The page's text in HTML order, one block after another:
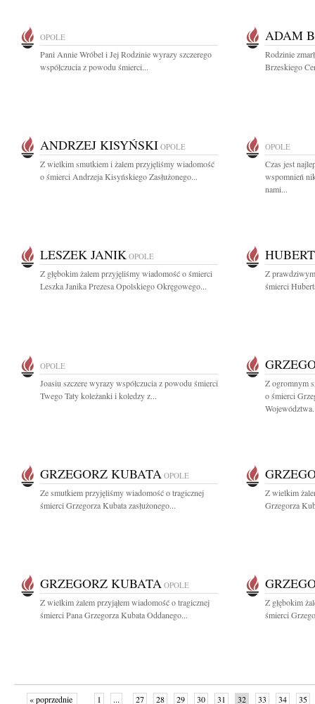
OPOLE
Pani Annie Wróbel i Jej Rodzinie wyrazy szczerego
współczucia z powodu śmierci...
ADAM
Rodzinie
Brzeskiego
ANDRZEJ KISYŃSKI OPOLE
Z wielkim smutkiem i żalem przyjęliśmy wiadomość
o śmierci Andrzeja Kisyńskiego Zasłużonego...
OPOLE
Czas jest
wspomnień
nami...
LESZEK JANIK OPOLE
Z głębokim żalem przyjęliśmy wiadomość o śmierci
Leszka Janika Prezesa Opolskiego Okręgowego...
Z
śmierci
OPOLE
Joasiu szczere wyrazy współczucia z powodu śmierci
Twego Taty koleżanki i koledzy z...
Z ogromnym
o śmierci
GRZEGORZ KUBATA OPOLE
Ze smutkiem przyjęliśmy wiadomość o tragicznej
śmierci Grzegorza Kubata zasłużonego...
Z wielkim
Grzegorza
GRZEGORZ KUBATA OPOLE
Z wielkim żalem przyjąłem wiadomość o tragicznej
śmierci Pana Grzegorza Kubata Oddanego...
Z głębokim
śmierci
« poprzednie 1 ... 27 28 29 30 31 32 33 34 35